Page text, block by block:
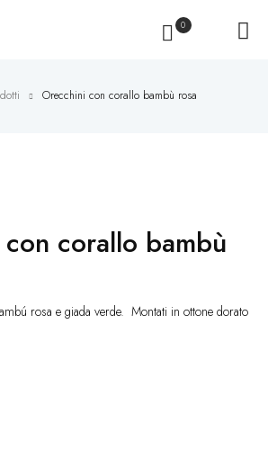
0
Orecchini con corallo bambù rosa
corallo bambù
rosa e giada verde. Montati in ottone dorato